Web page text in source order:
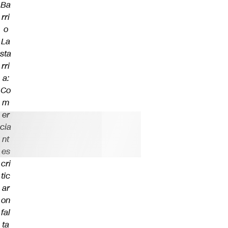
Ba
rri
o
La
sta
rri
a:
Co
m
er
cia
nt
es
cri
tic
ar
on
fal
ta